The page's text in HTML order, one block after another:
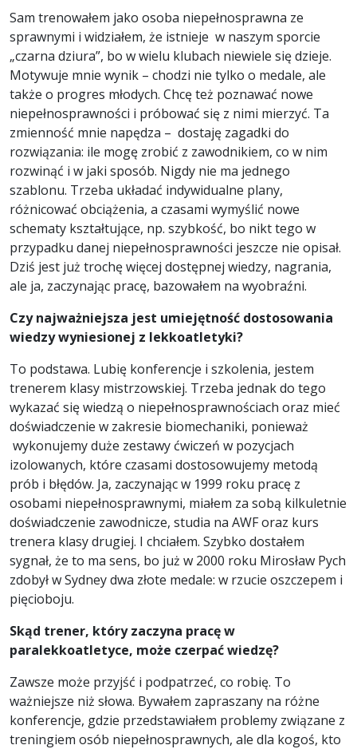
Sam trenowałem jako osoba niepełnosprawna ze
sprawnymi i widziałem, że istnieje w naszym sporcie
„czarna dziura”, bo w wielu klubach niewiele się dzieje.
Motywuje mnie wynik – chodzi nie tylko o medale, ale
także o progres młodych. Chcę też poznawać nowe
niepełnosprawności i próbować się z nimi mierzyć. Ta
zmienność mnie napędza – dostaję zagadki do
rozwiązania: ile mogę zrobić z zawodnikiem, co w nim
rozwinąć i w jaki sposób. Nigdy nie ma jednego
szablonu. Trzeba układać indywidualne plany,
różnicować obciążenia, a czasami wymyślić nowe
schematy kształtujące, np. szybkość, bo nikt tego w
przypadku danej niepełnosprawności jeszcze nie opisał.
Dziś jest już trochę więcej dostępnej wiedzy, nagrania,
ale ja, zaczynając pracę, bazowałem na wyobraźni.
Czy najważniejsza jest umiejętność dostosowania
wiedzy wyniesionej z lekkoatletyki?
To podstawa. Lubię konferencje i szkolenia, jestem
trenerem klasy mistrzowskiej. Trzeba jednak do tego
wykazać się wiedzą o niepełnosprawnościach oraz mieć
doświadczenie w zakresie biomechaniki, ponieważ
wykonujemy duże zestawy ćwiczeń w pozycjach
izolowanych, które czasami dostosowujemy metodą
prób i błędów. Ja, zaczynając w 1999 roku pracę z
osobami niepełnosprawnymi, miałem za sobą kilkuletnie
doświadczenie zawodnicze, studia na AWF oraz kurs
trenera klasy drugiej. I chciałem. Szybko dostałem
sygnał, że to ma sens, bo już w 2000 roku Mirosław Pych
zdobył w Sydney dwa złote medale: w rzucie oszczepem i
pięcioboju.
Skąd trener, który zaczyna pracę w
paralekkoatletyce, może czerpać wiedzę?
Zawsze może przyjść i podpatrzeć, co robię. To
ważniejsze niż słowa. Bywałem zapraszany na różne
konferencje, gdzie przedstawiałem problemy związane z
treningiem osób niepełnosprawnych, ale dla kogoś, kto